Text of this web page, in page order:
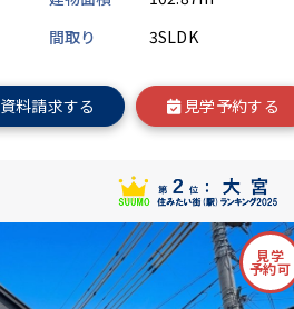
間取り 3SLDK
資料請求する 見学予約する
見学
予約可